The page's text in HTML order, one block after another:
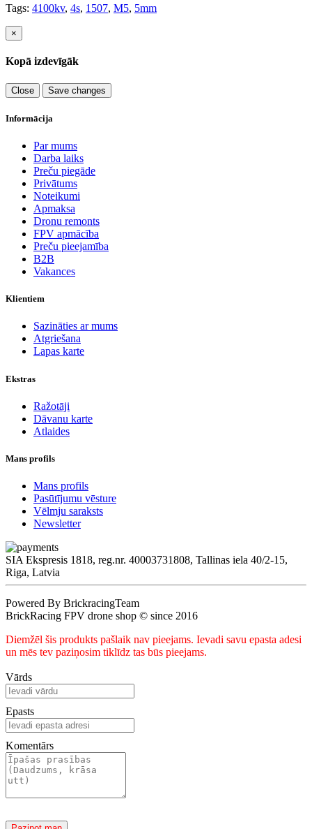
Tags: 4100kv, 4s, 1507, M5, 5mm
×
Kopā izdevīgāk
Close Save changes
Informācija
Par mums
Darba laiks
Preču piegāde
Privātums
Noteikumi
Apmaksa
Dronu remonts
FPV apmācība
Preču pieejamība
B2B
Vakances
Klientiem
Sazināties ar mums
Atgriešana
Lapas karte
Ekstras
Ražotāji
Dāvanu karte
Atlaides
Mans profils
Mans profils
Pasūtījumu vēsture
Vēlmju saraksts
Newsletter
SIA Ekspresis 1818, reg.nr. 40003731808, Tallinas iela 40/2-15,
Riga, Latvia
Powered By BrickracingTeam
BrickRacing FPV drone shop © since 2016
Diemžēl šis produkts pašlaik nav pieejams. Ievadi savu epasta adesi
un mēs tev paziņosim tiklīdz tas būs pieejams.
Vārds
Epasts
Komentārs